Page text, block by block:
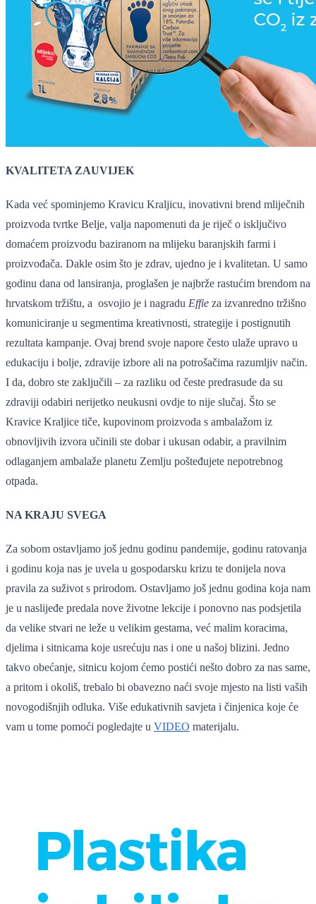
KVALITETA ZAUVIJEK
Kada već spominjemo Kravicu Kraljicu, inovativni brend mliječnih
proizvoda tvrtke Belje, valja napomenuti da je riječ o isključivo
domaćem proizvodu baziranom na mlijeku baranjskih farmi i
proizvođača. Dakle osim što je zdrav, ujedno je i kvalitetan. U samo
godinu dana od lansiranja, proglašen je najbrže rastućim brendom na
hrvatskom tržištu, a osvojio je i nagradu Effie za izvanredno tržišno
komuniciranje u segmentima kreativnosti, strategije i postignutih
rezultata kampanje. Ovaj brend svoje napore često ulaže upravo u
edukaciju i bolje, zdravije izbore ali na potrošačima razumljiv način.
I da, dobro ste zaključili – za razliku od česte predrasude da su
zdraviji odabiri nerijetko neukusni ovdje to nije slučaj. Što se
Kravice Kraljice tiče, kupovinom proizvoda s ambalažom iz
obnovljivih izvora učinili ste dobar i ukusan odabir, a pravilnim
odlaganjem ambalaže planetu Zemlju pošteđujete nepotrebnog
otpada.
NA KRAJU SVEGA
Za sobom ostavljamo još jednu godinu pandemije, godinu ratovanja
i godinu koja nas je uvela u gospodarsku krizu te donijela nova
pravila za suživot s prirodom. Ostavljamo još jednu godina koja nam
je u naslijeđe predala nove životne lekcije i ponovno nas podsjetila
da velike stvari ne leže u velikim gestama, već malim koracima,
djelima i sitnicama koje usrećuju nas i one u našoj blizini. Jedno
takvo obećanje, sitnicu kojom ćemo postići nešto dobro za nas same,
a pritom i okoliš, trebalo bi obavezno naći svoje mjesto na listi vaših
novogodišnjih odluka. Više edukativnih savjeta i činjenica koje će
vam u tome pomoći pogledajte u VIDEO materijalu.